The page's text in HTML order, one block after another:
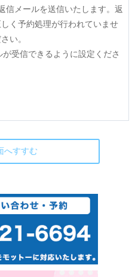
信メールを送信いたします。返
く予約処理が行われていませ
い。
が受信できるように設定くださ